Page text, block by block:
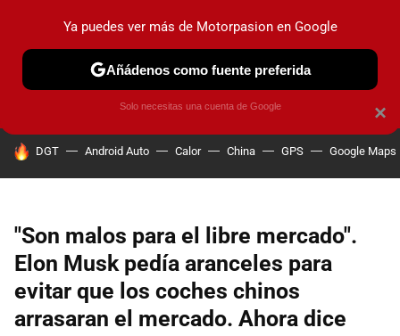
PRUEBAS COCHES ELÉCTRICOS OBSERVATORIO
HOY SE HABLA DE
DGT Android Auto Calor China GPS Google Maps
"Son malos para el libre mercado".
Elon Musk pedía aranceles para
evitar que los coches chinos
arrasaran el mercado. Ahora dice
×
Ya puedes ver más de Motorpasion en Google
Añádenos como fuente preferida
Solo necesitas una cuenta de Google